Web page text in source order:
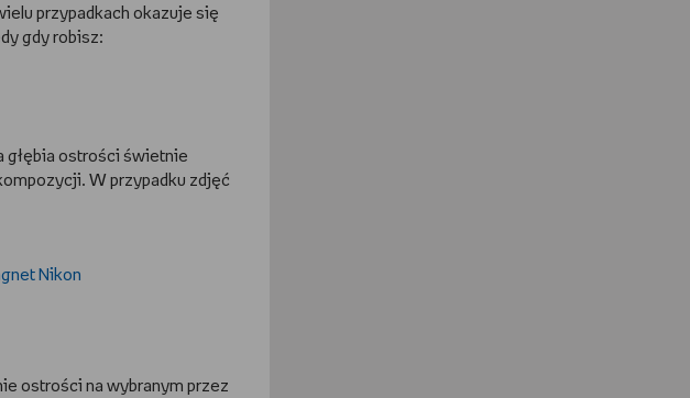
przypadkach okazuje się
gdy robisz:
głębia ostrości świetnie
W przypadku zdjęć
ostrości na wybranym przez